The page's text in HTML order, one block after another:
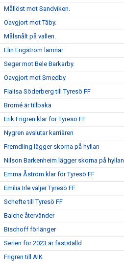
Mållöst mot Sandviken.
Oavgjort mot Täby.
Målsnålt på vallen.
Elin Engström lämnar
Seger mot Bele Barkarby.
Oavgjort mot Smedby
Fialisa Söderberg till Tyresö FF
Bromé är tillbaka
Erik Frigren klar för Tyresö FF
Nygren avslutar karriären
Fremdling lägger skorna på hyllan
Nilson Barkenheim lägger skorna på hyllan
Emma Åström klar för Tyresö FF
Emilia Irle väljer Tyresö FF
Schefte till Tyresö FF
Baiche återvänder
Bischoff förlänger
Serien för 2023 är fastställd
Frigren till AIK